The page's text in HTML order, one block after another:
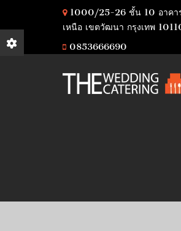
1000/25-26 ชั้น 10 อาคาร
เหนือ เขตวัฒนา กรุงเทพ
0853666690